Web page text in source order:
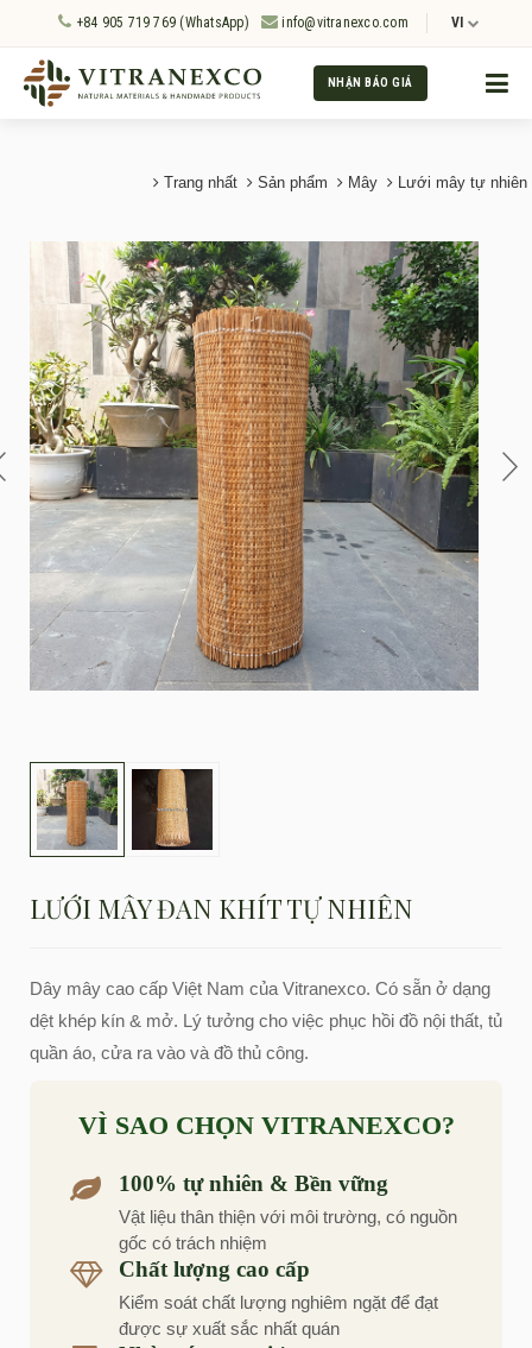
+84 905 719 769 (WhatsApp) info@vitranexco.com VI
NHẬN BÁO GIÁ
Trang nhất Sản phẩm Mây Lưới mây tự nhiên
LƯỚI MÂY ĐAN KHÍT TỰ NHIÊN
Dây mây cao cấp Việt Nam của Vitranexco. Có sẵn ở dạng
dệt khép kín & mở. Lý tưởng cho việc phục hồi đồ nội thất, tủ
quần áo, cửa ra vào và đồ thủ công.
VÌ SAO CHỌN VITRANEXCO?
100% tự nhiên & Bền vững
Vật liệu thân thiện với môi trường, có nguồn
gốc có trách nhiệm
Chất lượng cao cấp
Kiểm soát chất lượng nghiêm ngặt để đạt
được sự xuất sắc nhất quán